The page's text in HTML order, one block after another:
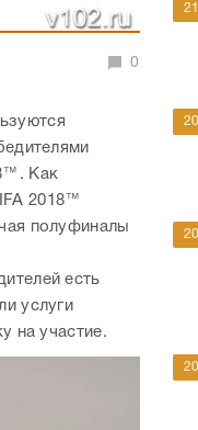
0
Как
2018™
полуфиналы
есть
услуги
на участие.